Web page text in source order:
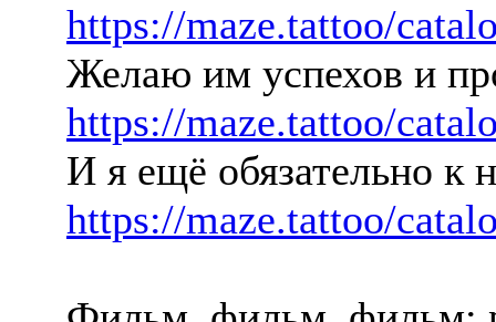
https://maze.tattoo/
Желаю им успехов и
https://maze.tattoo/
И я ещё обязательно к
https://maze.tattoo/